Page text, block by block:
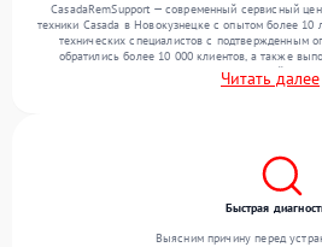
CasadaRemSupport — современный сервисный
техники Casada в Новокузнецке с опытом более
технических специалистов с подтвержденным
обратились более 10 000 клиентов, а также
превысило 12 000. Ежемесячно в сервисный
включая , , . Мы беремся за задачи любой
Читать далее
Быстрая
Выясним причину перед